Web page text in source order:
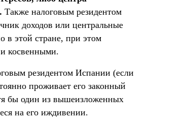
Также налоговым резидентом
доходов или центральные
в этой стране, при этом
косвенными.
резидентом Испании (если
проживает его законный
бы один из вышеизложенных
на его иждивении.